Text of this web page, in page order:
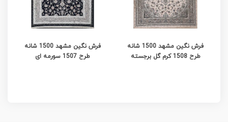
فرش نگین مشهد 1500 شانه
طرح 1508 کرم گل برجسته
فرش نگین مشهد 1500 شانه
طرح 1507 سورمه ای